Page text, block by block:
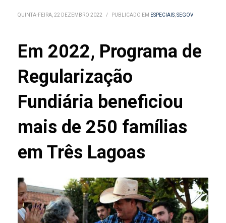
QUINTA-FEIRA, 22 DEZEMBRO 2022 / PUBLICADO EM ESPECIAIS,SEGOV
Em 2022, Programa de
Regularização
Fundiária beneficiou
mais de 250 famílias
em Três Lagoas